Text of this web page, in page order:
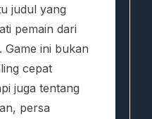
judul yang
pemain dari
Game ini bukan
cepat
juga tentang
persa